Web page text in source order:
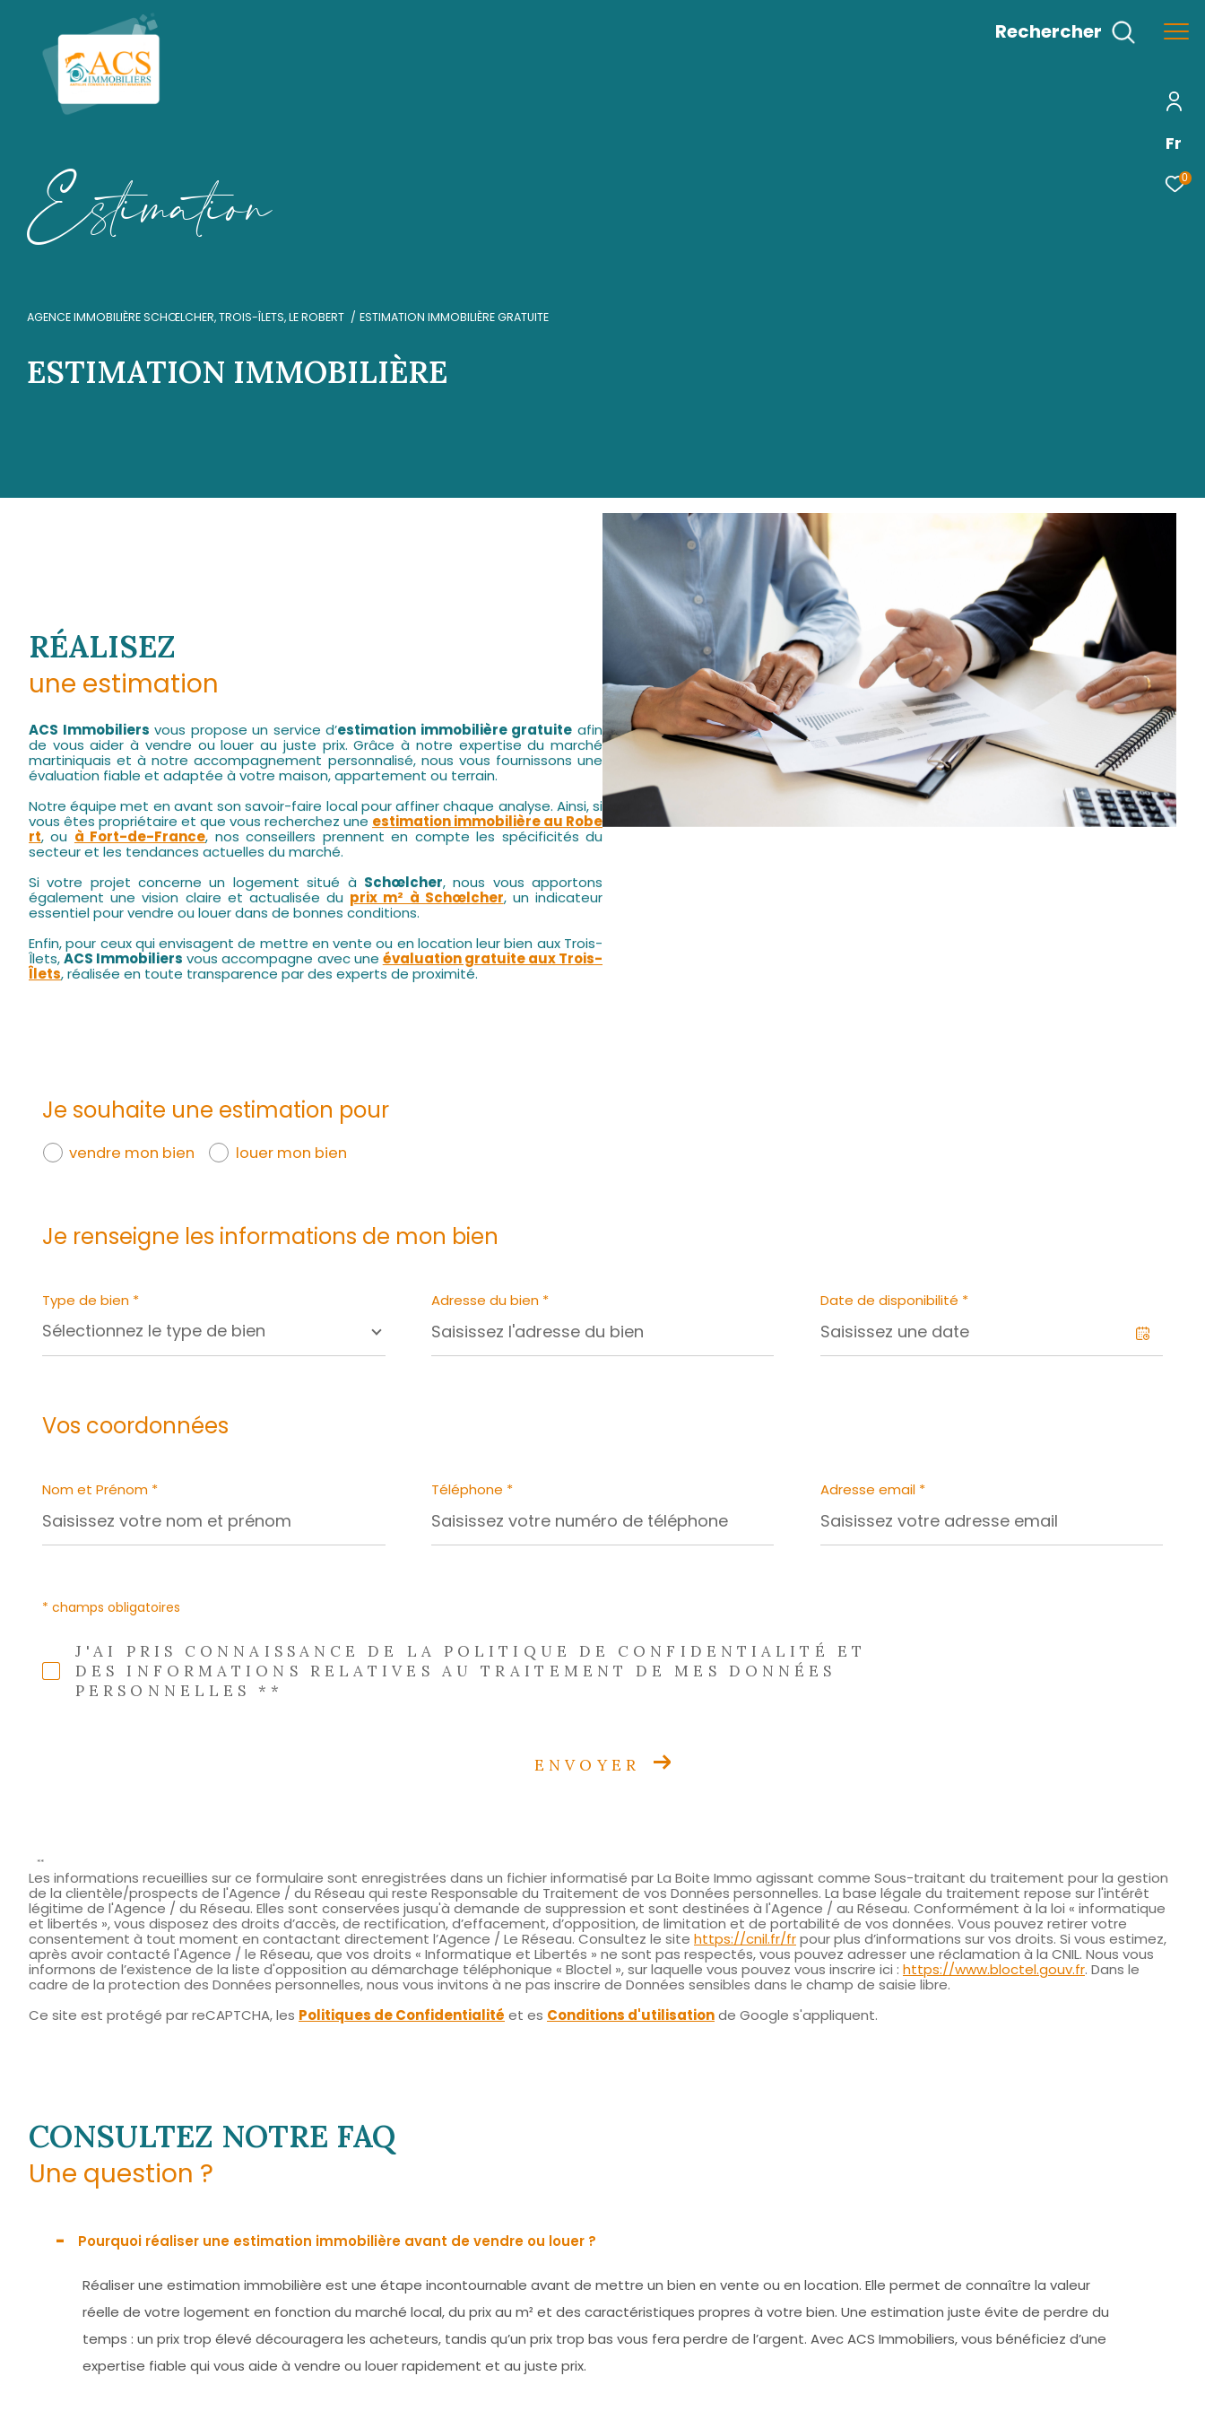
Fr
0
Rechercher
Estimation
AGENCE IMMOBILIÈRE SCHŒLCHER, TROIS-ÎLETS, LE ROBERT ESTIMATION IMMOBILIÈRE GRATUITE
ESTIMATION IMMOBILIÈRE
RÉALISEZ
une estimation
ACS Immobiliers vous propose un service d’estimation immobilière gratuite afin
de vous aider à vendre ou louer au juste prix. Grâce à notre expertise du marché
martiniquais et à notre accompagnement personnalisé, nous vous fournissons une
évaluation fiable et adaptée à votre maison, appartement ou terrain.
Notre équipe met en avant son savoir-faire local pour affiner chaque analyse. Ainsi, si
vous êtes propriétaire et que vous recherchez une estimation immobilière au Robe
rt, ou à Fort-de-France, nos conseillers prennent en compte les spécificités du
secteur et les tendances actuelles du marché.
Si votre projet concerne un logement situé à Schœlcher, nous vous apportons
également une vision claire et actualisée du prix m² à Schœlcher, un indicateur
essentiel pour vendre ou louer dans de bonnes conditions.
Enfin, pour ceux qui envisagent de mettre en vente ou en location leur bien aux Trois-
Îlets,ACS Immobiliers vous accompagne avec une évaluation gratuite aux Trois-
Îlets, réalisée en toute transparence par des experts de proximité.
Je souhaite une estimation pour
vendre mon bien louer mon bien
Je renseigne les informations de mon bien
Type de bien *
Sélectionnez le type de bien
Adresse du bien * Date de disponibilité *
Vos coordonnées
Nom et Prénom * Téléphone * Adresse email *
* champs obligatoires
J'AI PRIS CONNAISSANCE DE LA POLITIQUE DE CONFIDENTIALITÉ ET
DES INFORMATIONS RELATIVES AU TRAITEMENT DE MES DONNÉES
PERSONNELLES **
ENVOYER
**
Les informations recueillies sur ce formulaire sont enregistrées dans un fichier informatisé par La Boite Immo agissant comme Sous-traitant du traitement pour la gestion
de la clientèle/prospects de l'Agence / du Réseau qui reste Responsable du Traitement de vos Données personnelles. La base légale du traitement repose sur l'intérêt
légitime de l'Agence / du Réseau. Elles sont conservées jusqu'à demande de suppression et sont destinées à l'Agence / au Réseau. Conformément à la loi « informatique
et libertés », vous disposez des droits d’accès, de rectification, d’effacement, d’opposition, de limitation et de portabilité de vos données. Vous pouvez retirer votre
consentement à tout moment en contactant directement l’Agence / Le Réseau. Consultez le site https://cnil.fr/frpour plus d’informations sur vos droits. Si vous estimez,
après avoir contacté l'Agence / le Réseau, que vos droits « Informatique et Libertés » ne sont pas respectés, vous pouvez adresser une réclamation à la CNIL. Nous vous
informons de l’existence de la liste d'opposition au démarchage téléphonique « Bloctel », sur laquelle vous pouvez vous inscrire ici : https://www.bloctel.gouv.fr. Dans le
cadre de la protection des Données personnelles, nous vous invitons à ne pas inscrire de Données sensibles dans le champ de saisie libre.
Ce site est protégé par reCAPTCHA, les Politiques de Confidentialité et es Conditions d'utilisationde Google s'appliquent.
CONSULTEZ NOTRE FAQ
Une question ?
Pourquoi réaliser une estimation immobilière avant de vendre ou louer ?
Réaliser une estimation immobilière est une étape incontournable avant de mettre un bien en vente ou en location. Elle permet de connaître la valeur
réelle de votre logement en fonction du marché local, du prix au m² et des caractéristiques propres à votre bien. Une estimation juste évite de perdre du
temps : un prix trop élevé découragera les acheteurs, tandis qu’un prix trop bas vous fera perdre de l’argent. Avec ACS Immobiliers, vous bénéficiez d’une
expertise fiable qui vous aide à vendre ou louer rapidement et au juste prix.